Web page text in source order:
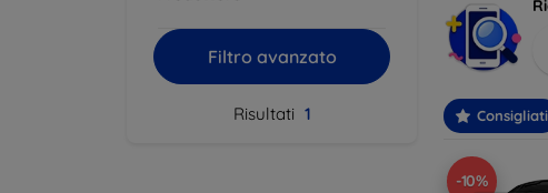
Filtro avanzato
Risultati 1 Consigliati
-10%